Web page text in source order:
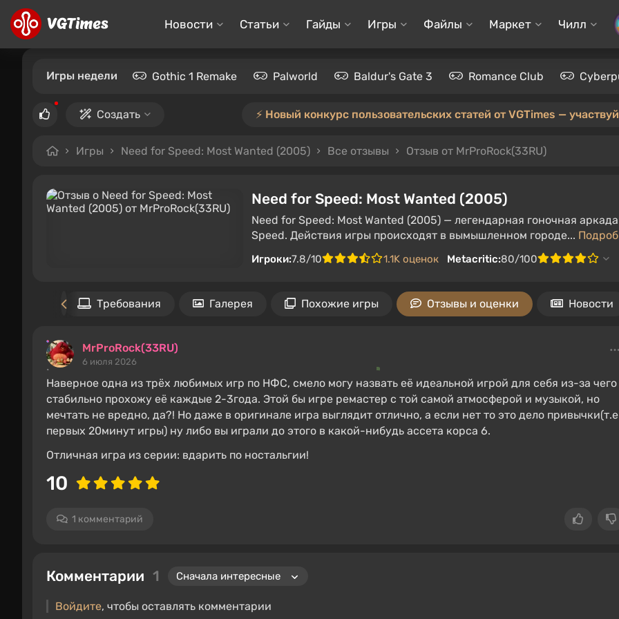
Новости Статьи Гайды Игры Файлы Маркет Чилл
Игры недели Gothic 1 Remake Palworld Baldur's Gate 3 Romance Club
Создать ⚡️ Новый конкурс пользовательских статей от VGTimes —
Игры Need for Speed: Most Wanted (2005) Все отзывы Отзыв от MrProRock(33RU)
Need for Speed: Most Wanted (2005)
Need for Speed: Most Wanted (2005) — легендарная гоночная
Speed. Действия игры происходят в вымышленном городе...
Игроки:7.8/10 1.1K оценок Metacritic:80/100
Требования Галерея Похожие игры Отзывы и оценки Новости
MrProRock(33RU)
6 июля 2026
Наверное одна из трёх любимых игр по НФС, смело могу назвать её идеальной игрой для себя из-за чего
стабильно прохожу её каждые 2-3года. Этой бы игре ремастер с той самой атмосферой и музыкой, но
мечтать не вредно, да?! Но даже в оригинале игра выглядит отлично, а если нет то это дело
первых 20минут игры) ну либо вы играли до этого в какой-нибудь ассета корса 6.
Отличная игра из серии: вдарить по ностальгии!
10
1 комментарий
Комментарии 1
Войдите, чтобы оставлять комментарии